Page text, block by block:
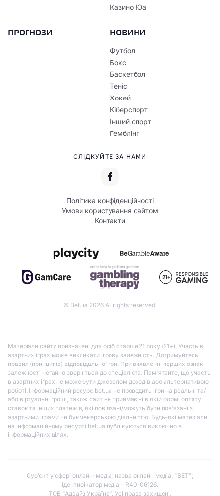
Казино Юа
ПРОГНОЗИ НОВИНИ
Футбол
Бокс
Баскетбол
Теніс
Хокей
Кіберспорт
Інший спорт
Гемблінг
СЛІДКУЙТЕ ЗА НАМИ
Політика конфіденційності
Умови користування сайтом
Контакти
© Bet.ua 2026 All rights reserved.
Матеріали сайту призначені для осіб старше 21 року (21+). Участь в
азартних іграх може викликати ігрову залежність. Дотримуйтесь
правил (принципів) відповідальної гри. При виявленні перших ознак
залежності негайно зверніться до спеціаліста. Пам'ятайте, що участь
в азартних іграх не може бути джерелом доходів або альтернативою
роботі. Інформаційний ресурс bet.ua не проводить ігри на реальні та/
або віртуальні гроші, також сайт не приймає ні в якій формі оплату
ставок та інших платежів, які пов’язані/можуть бути пов’язані з
азартними іграми чи букмекерською діяльністю. Будь-які матеріали
на інформаційному ресурсі bet.ua публікуються виключно в
інформаційних цілях.
Субʼєкт у сфері онлайн-медіа; назва онлайн медіа: "BET";
ідентифікатор медіа - R40-06126.
ТОВ "Адвайз Україна". Усі права захищені.